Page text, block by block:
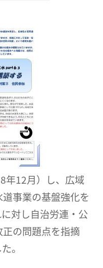
年12月）し、広域
事業の基盤強化を
対し自治労連・公
の問題点を指摘
。